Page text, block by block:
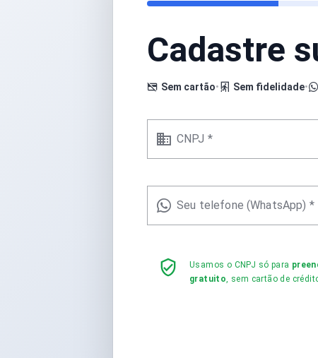
Cadastre
Sem cartão• Sem fidelidade•
CNPJ *
Seu telefone (WhatsApp) *
Usamos o CNPJ só para
gratuito, sem cartão de